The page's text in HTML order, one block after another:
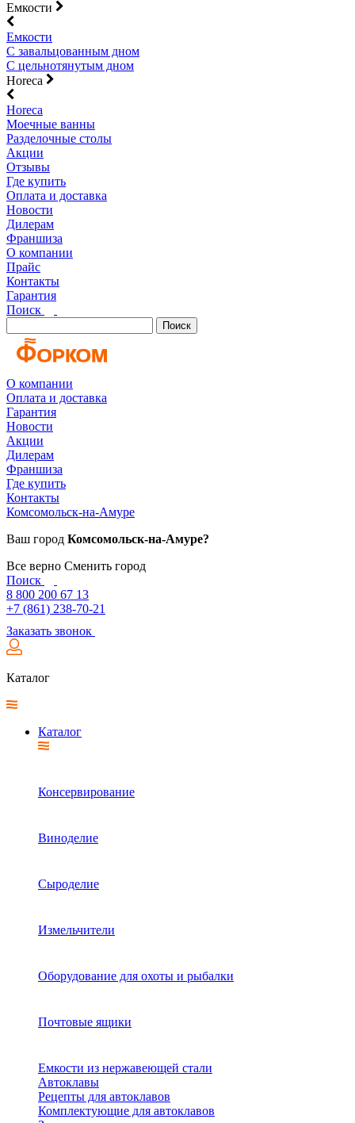
Емкости
Емкости
С завальцованным дном
С цельнотянутым дном
Horeca
Horeca
Моечные ванны
Разделочные столы
Акции
Отзывы
Где купить
Оплата и доставка
Новости
Дилерам
Франшиза
О компании
Прайс
Контакты
Гарантия
Поиск
Поиск
О компании
Оплата и доставка
Гарантия
Новости
Акции
Дилерам
Франшиза
Где купить
Контакты
Комсомольск-на-Амуре
Ваш город Комсомольск-на-Амуре?
Все верно Сменить город
Поиск
8 800 200 67 13
+7 (861) 238-70-21
Заказать звонок
Каталог
Каталог
Консервирование
Виноделие
Сыроделие
Измельчители
Оборудование для охоты и рыбалки
Почтовые ящики
Емкости из нержавеющей стали
Автоклавы
Рецепты для автоклавов
Комплектующие для автоклавов